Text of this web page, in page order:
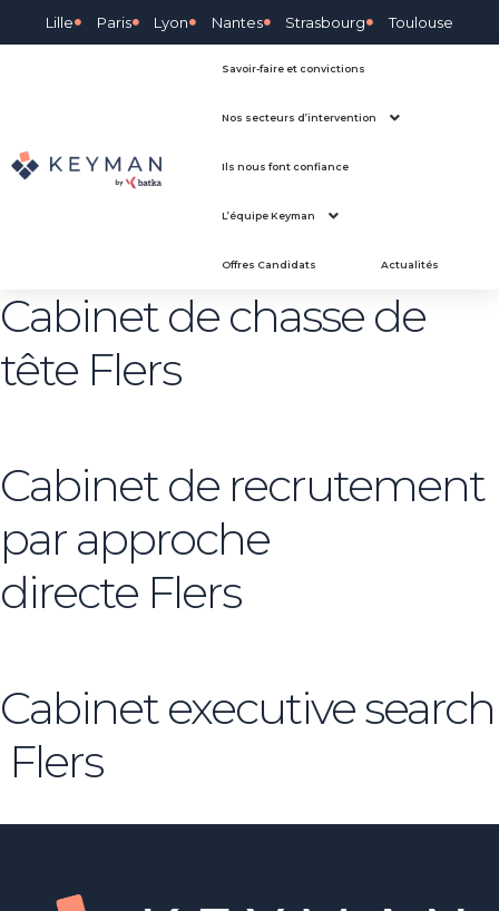
Lille Paris Lyon Nantes Strasbourg Toulouse
Savoir-faire et convictions
Nos secteurs d’intervention
Ils nous font confiance
L’équipe Keyman
Offres Candidats Actualités
Cabinet de chasse de
tête Flers
Cabinet de recrutement
par approche
directe Flers
Cabinet executive search
Flers